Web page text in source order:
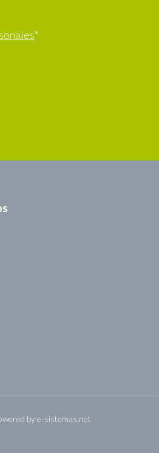
*
bye-sistemas.net